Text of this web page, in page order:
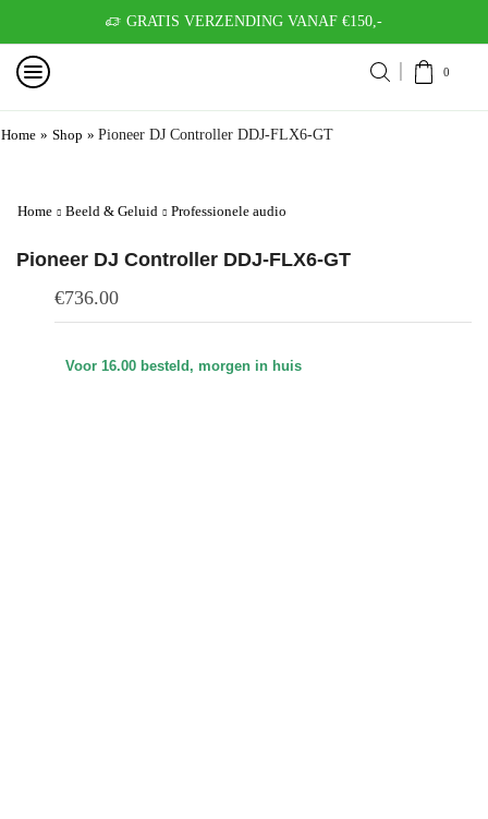
GRATIS VERZENDING VANAF €150,-
0
Home » Shop » Pioneer DJ Controller DDJ-FLX6-GT
Home Beeld & Geluid Professionele audio
Pioneer DJ Controller DDJ-FLX6-GT
€736.00
Voor 16.00 besteld, morgen in huis